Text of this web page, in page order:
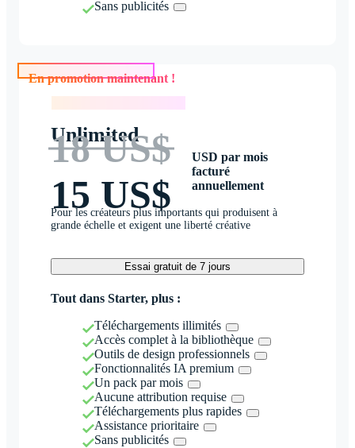
Sans publicités
En promotion maintenant !
Unlimited
18 US$
15 US$
USD par mois
facturé
annuellement
Pour les créateurs plus importants qui produisent à
grande échelle et exigent une liberté créative
Essai gratuit de 7 jours
Tout dans Starter, plus :
Téléchargements illimités
Accès complet à la bibliothèque
Outils de design professionnels
Fonctionnalités IA premium
Un pack par mois
Aucune attribution requise
Téléchargements plus rapides
Assistance prioritaire
Sans publicités